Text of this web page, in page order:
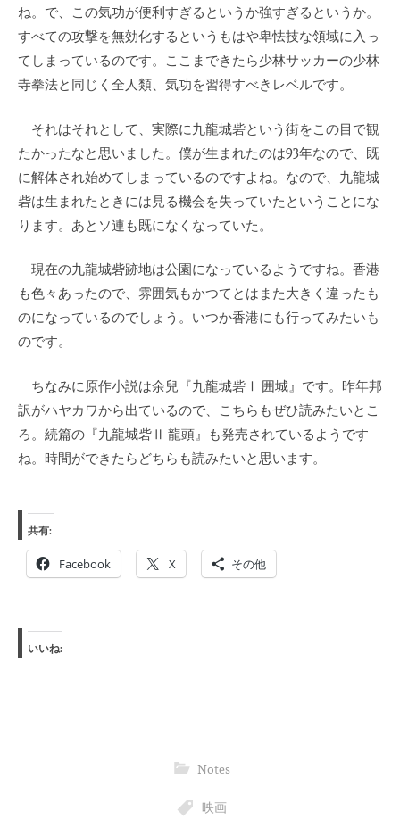
ね。で、この気功が便利すぎるというか強すぎるというか。
すべての攻撃を無効化するというもはや卑怯技な領域に入っ
てしまっているのです。ここまできたら少林サッカーの少林
寺拳法と同じく全人類、気功を習得すべきレベルです。
それはそれとして、実際に九龍城砦という街をこの目で観
たかったなと思いました。僕が生まれたのは93年なので、既
に解体され始めてしまっているのですよね。なので、九龍城
砦は生まれたときには見る機会を失っていたということにな
ります。あとソ連も既になくなっていた。
現在の九龍城砦跡地は公園になっているようですね。香港
も色々あったので、雰囲気もかつてとはまた大きく違ったも
のになっているのでしょう。いつか香港にも行ってみたいも
のです。
ちなみに原作小説は余兒『九龍城砦Ⅰ 囲城』です。昨年邦
訳がハヤカワから出ているので、こちらもぜひ読みたいとこ
ろ。続篇の『九龍城砦Ⅱ 龍頭』も発売されているようです
ね。時間ができたらどちらも読みたいと思います。
共有:
Facebook X その他
いいね:
Notes
映画